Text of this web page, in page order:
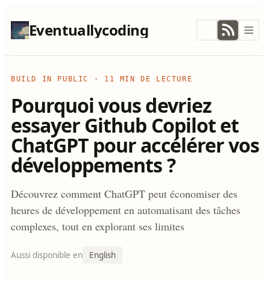
Eventuallycoding
BUILD IN PUBLIC · 11 MIN DE LECTURE
Pourquoi vous devriez
essayer Github Copilot et
ChatGPT pour accélérer vos
développements ?
Découvrez comment ChatGPT peut économiser des
heures de développement en automatisant des tâches
complexes, tout en explorant ses limites
Aussi disponible en English